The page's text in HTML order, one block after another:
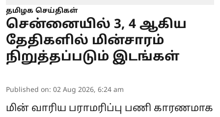
தமிழக செய்திகள்
சென்னையில் 3, 4 ஆகிய
தேதிகளில் மின்சாரம்
நிறுத்தப்படும் இடங்கள்
Published on: 02 Aug 2026, 6:24 am
மின் வாரிய பராமரிப்பு பணி காரணமாக